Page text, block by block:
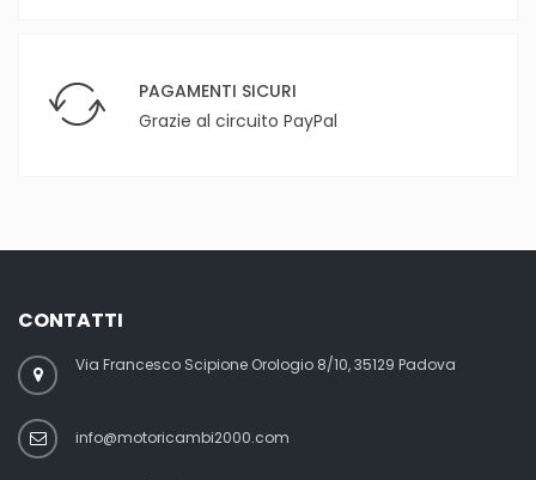
PAGAMENTI SICURI
Grazie al circuito PayPal
CONTATTI
Via Francesco Scipione Orologio 8/10, 35129 Padova
info@motoricambi2000.com